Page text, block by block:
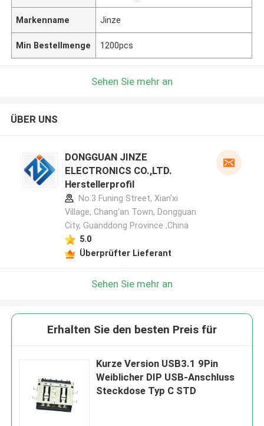
Markenname Jinze
Min Bestellmenge 1200pcs
Sehen Sie mehr an
ÜBER UNS
DONGGUAN JINZE
ELECTRONICS CO.,LTD.
Herstellerprofil
No.3 Funing Street, Xian'xi
Village, Chang'an Town, Dongguan
City, Guanddong Province ,China
5.0
Überprüfter Lieferant
Sehen Sie mehr an
Erhalten Sie den besten Preis für
Kurze Version USB3.1 9Pin
Weiblicher DIP USB-Anschluss
Steckdose Typ C STD